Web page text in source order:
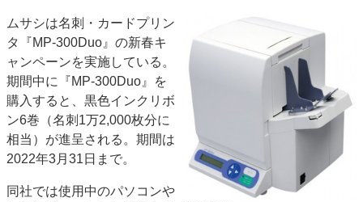
SDGs・地域
ポストプレス ビジネス 信用情報
業界
市場・統計
人事・移転・異動・訃報
特集記事カテゴリー一覧
2022 見える化・MIS特集
特集・デジタル印刷 アイデアで勝負！ ～多様なビジネス・多彩な商材～
JAPAN PACK 2023 特集
中古印刷機・製本機特集
2022 検査・校正特集
特集・デジタル印刷 ～ 新成長軌道を描く
ムサシは名刺・カードプリン
タ『MP-300Duo』の新春キ
ャンペーンを実施している。
期間中に『MP-300Duo』を
購入すると、黒色インクリボ
ン6巻（名刺1万2,000枚分に
相当）が進呈される。期間は
2022年3月31日まで。
同社では使用中のパソコンや